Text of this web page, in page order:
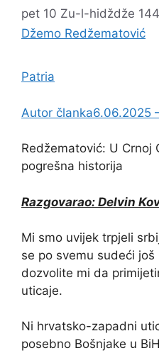
pet 10 Zu-l-hidždže
Džemo Redžematović
Patria
Autor članka6.06.2025
Redžematović: U Crnoj
pogrešna historija
Razgovarao: Delvin
Mi smo uvijek trpjeli
se po svemu sudeći još
dozvolite mi da
uticaje.
Ni hrvatsko-zapadni
posebno Bošnjake u